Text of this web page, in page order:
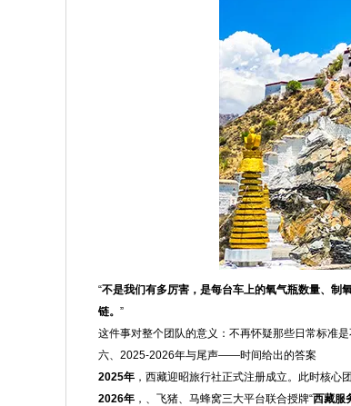
“不是我们有多厉害，是每台车上的氧气瓶数量、
链。 ”
这件事对整个团队的意义：不再怀疑那些日常标准
六、2025-2026年与尾声——时间给出的答案
2025年 ，西藏迎昭旅行社正式注册成立。此时核心
2026年 ，、飞猪、马蜂窝三大平台联合授牌“西藏服